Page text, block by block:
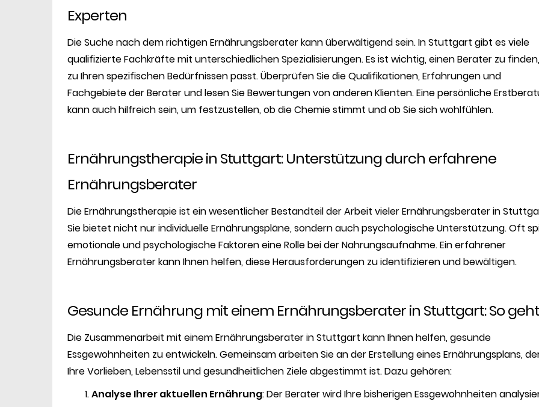
Experten
Die Suche nach dem richtigen Ernährungsberater kann überwältigend sein. In Stuttgart gibt es viele
qualifizierte Fachkräfte mit unterschiedlichen Spezialisierungen. Es ist wichtig, einen Berater zu
zu Ihren spezifischen Bedürfnissen passt. Überprüfen Sie die Qualifikationen, Erfahrungen und
Fachgebiete der Berater und lesen Sie Bewertungen von anderen Klienten. Eine persönliche
kann auch hilfreich sein, um festzustellen, ob die Chemie stimmt und ob Sie sich wohlfühlen.
Ernährungstherapie in Stuttgart: Unterstützung durch erfahrene
Ernährungsberater
Die Ernährungstherapie ist ein wesentlicher Bestandteil der Arbeit vieler Ernährungsberater in
Sie bietet nicht nur individuelle Ernährungspläne, sondern auch psychologische Unterstützung. Oft
emotionale und psychologische Faktoren eine Rolle bei der Nahrungsaufnahme. Ein erfahrener
Ernährungsberater kann Ihnen helfen, diese Herausforderungen zu identifizieren und bewältigen.
Gesunde Ernährung mit einem Ernährungsberater in Stuttgart: So
Die Zusammenarbeit mit einem Ernährungsberater in Stuttgart kann Ihnen helfen, gesunde
Essgewohnheiten zu entwickeln. Gemeinsam arbeiten Sie an der Erstellung eines Ernährungsplans,
Ihre Vorlieben, Lebensstil und gesundheitlichen Ziele abgestimmt ist. Dazu gehören:
Analyse Ihrer aktuellen Ernährung: Der Berater wird Ihre bisherigen Essgewohnheiten